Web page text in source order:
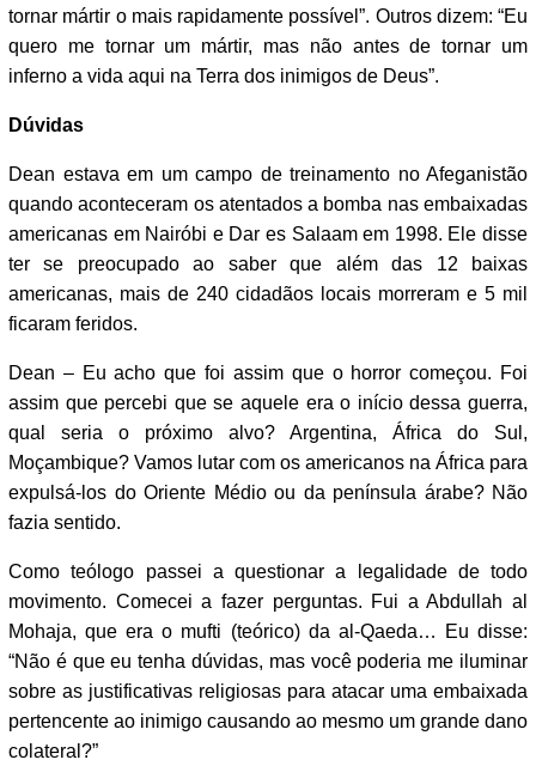
tornar mártir o mais rapidamente possível”. Outros dizem: “Eu
quero me tornar um mártir, mas não antes de tornar um
inferno a vida aqui na Terra dos inimigos de Deus”.
Dúvidas
Dean estava em um campo de treinamento no Afeganistão
quando aconteceram os atentados a bomba nas embaixadas
americanas em Nairóbi e Dar es Salaam em 1998. Ele disse
ter se preocupado ao saber que além das 12 baixas
americanas, mais de 240 cidadãos locais morreram e 5 mil
ficaram feridos.
Dean – Eu acho que foi assim que o horror começou. Foi
assim que percebi que se aquele era o início dessa guerra,
qual seria o próximo alvo? Argentina, África do Sul,
Moçambique? Vamos lutar com os americanos na África para
expulsá-los do Oriente Médio ou da península árabe? Não
fazia sentido.
Como teólogo passei a questionar a legalidade de todo
movimento. Comecei a fazer perguntas. Fui a Abdullah al
Mohaja, que era o mufti (teórico) da al-Qaeda… Eu disse:
“Não é que eu tenha dúvidas, mas você poderia me iluminar
sobre as justificativas religiosas para atacar uma embaixada
pertencente ao inimigo causando ao mesmo um grande dano
colateral?”